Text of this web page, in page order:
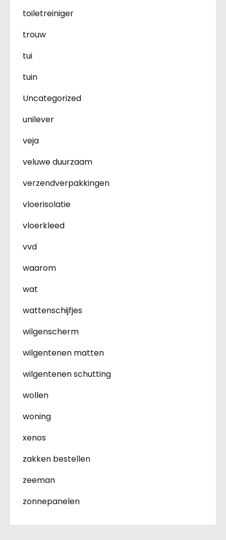
toiletreiniger
trouw
tui
tuin
Uncategorized
unilever
veja
veluwe duurzaam
verzendverpakkingen
vloerisolatie
vloerkleed
vvd
waarom
wat
wattenschijfjes
wilgenscherm
wilgentenen matten
wilgentenen schutting
wollen
woning
xenos
zakken bestellen
zeeman
zonnepanelen